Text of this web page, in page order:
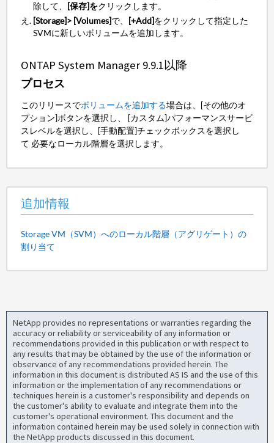
除して、
[保存]をクリックします。
[Storage]> [Volumes]で、 [+Add]をクリックして指定した
SVMに新しいボリュームを追加します。
ONTAP System Manager 9.9.1以降
プロセス
このリリースでボリュームを追加する場合は、[その他のオ
プション]ボタンを選択し、 [カスタム]パフォーマンスサービ
スレベルを選択し、[手動配置]チェックボックスを選択し
て 必要なローカル階層を選択します。
追加情報
Storage VM（SVM）へのローカル階層（アグリゲート）の
割り当て
NetApp provides no representations or warranties regarding the
accuracy or reliability or serviceability of any information or
recommendations provided in this publication or with respect to
any results that may be obtained by the use of the information or
observance of any recommendations provided herein. The
information in this document is distributed AS IS and the use of this
information or the implementation of any recommendations or
techniques herein is a customer's responsibility and depends on
the customer's ability to evaluate and integrate them into the
customer's operational environment. This document and the
information contained herein may be used solely in connection with
the NetApp products discussed in this document.